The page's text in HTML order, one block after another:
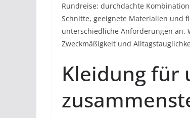
Rundreise: durchdachte
Schnitte, geeignete Materialien und
unterschiedliche Anforderungen an.
Zweckmäßigkeit und
Kleidung für